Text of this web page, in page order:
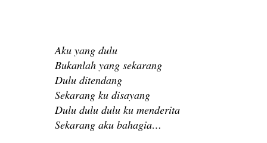
Aku yang dulu
Bukanlah yang sekarang
Dulu ditendang
Sekarang ku disayang
Dulu dulu dulu ku menderita
Sekarang aku bahagia…